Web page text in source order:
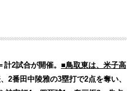
2試合が開催。 ■鳥取東は、米子高
2番田中陵雅の3塁打で2点を奪い、